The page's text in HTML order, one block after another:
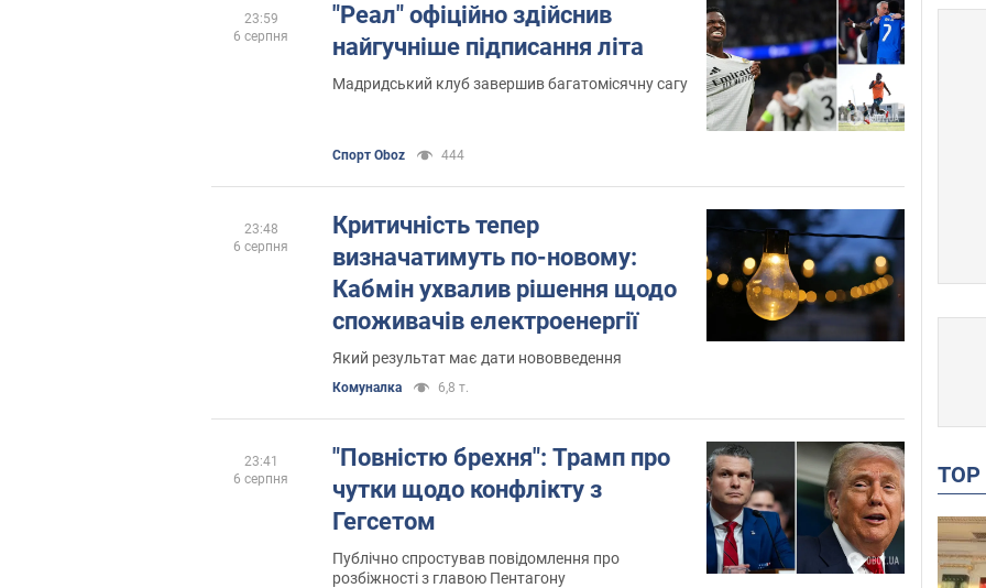
"Реал" офіційно здійснив
найгучніше підписання літа
Мадридський клуб завершив багатомісячну сагу
Спорт Oboz 444
23:59
6 серпня
Критичність тепер
визначатимуть по-новому:
Кабмін ухвалив рішення щодо
споживачів електроенергії
Який результат має дати нововведення
Комуналка 6,8 т.
23:48
6 серпня
"Повністю брехня": Трамп про
чутки щодо конфлікту з
Гегсетом
Публічно спростував повідомлення про
розбіжності з главою Пентагону
23:41
6 серпня